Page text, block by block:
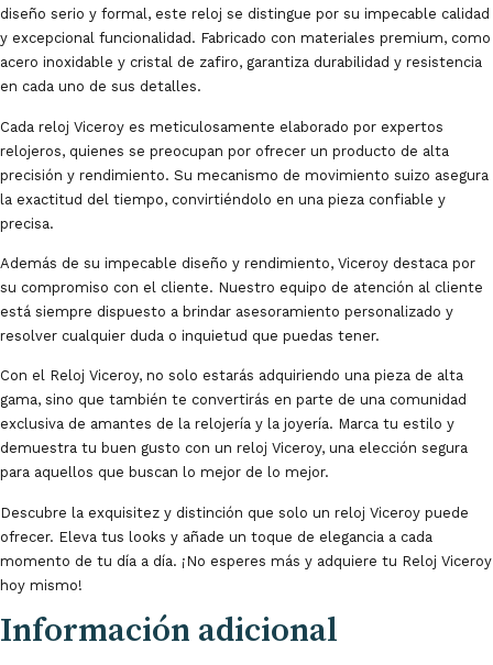
diseño serio y formal, este reloj se distingue por su impecable calidad
y excepcional funcionalidad. Fabricado con materiales premium, como
acero inoxidable y cristal de zafiro, garantiza durabilidad y resistencia
en cada uno de sus detalles.
Cada reloj Viceroy es meticulosamente elaborado por expertos
relojeros, quienes se preocupan por ofrecer un producto de alta
precisión y rendimiento. Su mecanismo de movimiento suizo asegura
la exactitud del tiempo, convirtiéndolo en una pieza confiable y
precisa.
Además de su impecable diseño y rendimiento, Viceroy destaca por
su compromiso con el cliente. Nuestro equipo de atención al cliente
está siempre dispuesto a brindar asesoramiento personalizado y
resolver cualquier duda o inquietud que puedas tener.
Con el Reloj Viceroy, no solo estarás adquiriendo una pieza de alta
gama, sino que también te convertirás en parte de una comunidad
exclusiva de amantes de la relojería y la joyería. Marca tu estilo y
demuestra tu buen gusto con un reloj Viceroy, una elección segura
para aquellos que buscan lo mejor de lo mejor.
Descubre la exquisitez y distinción que solo un reloj Viceroy puede
ofrecer. Eleva tus looks y añade un toque de elegancia a cada
momento de tu día a día. ¡No esperes más y adquiere tu Reloj Viceroy
hoy mismo!
Información adicional